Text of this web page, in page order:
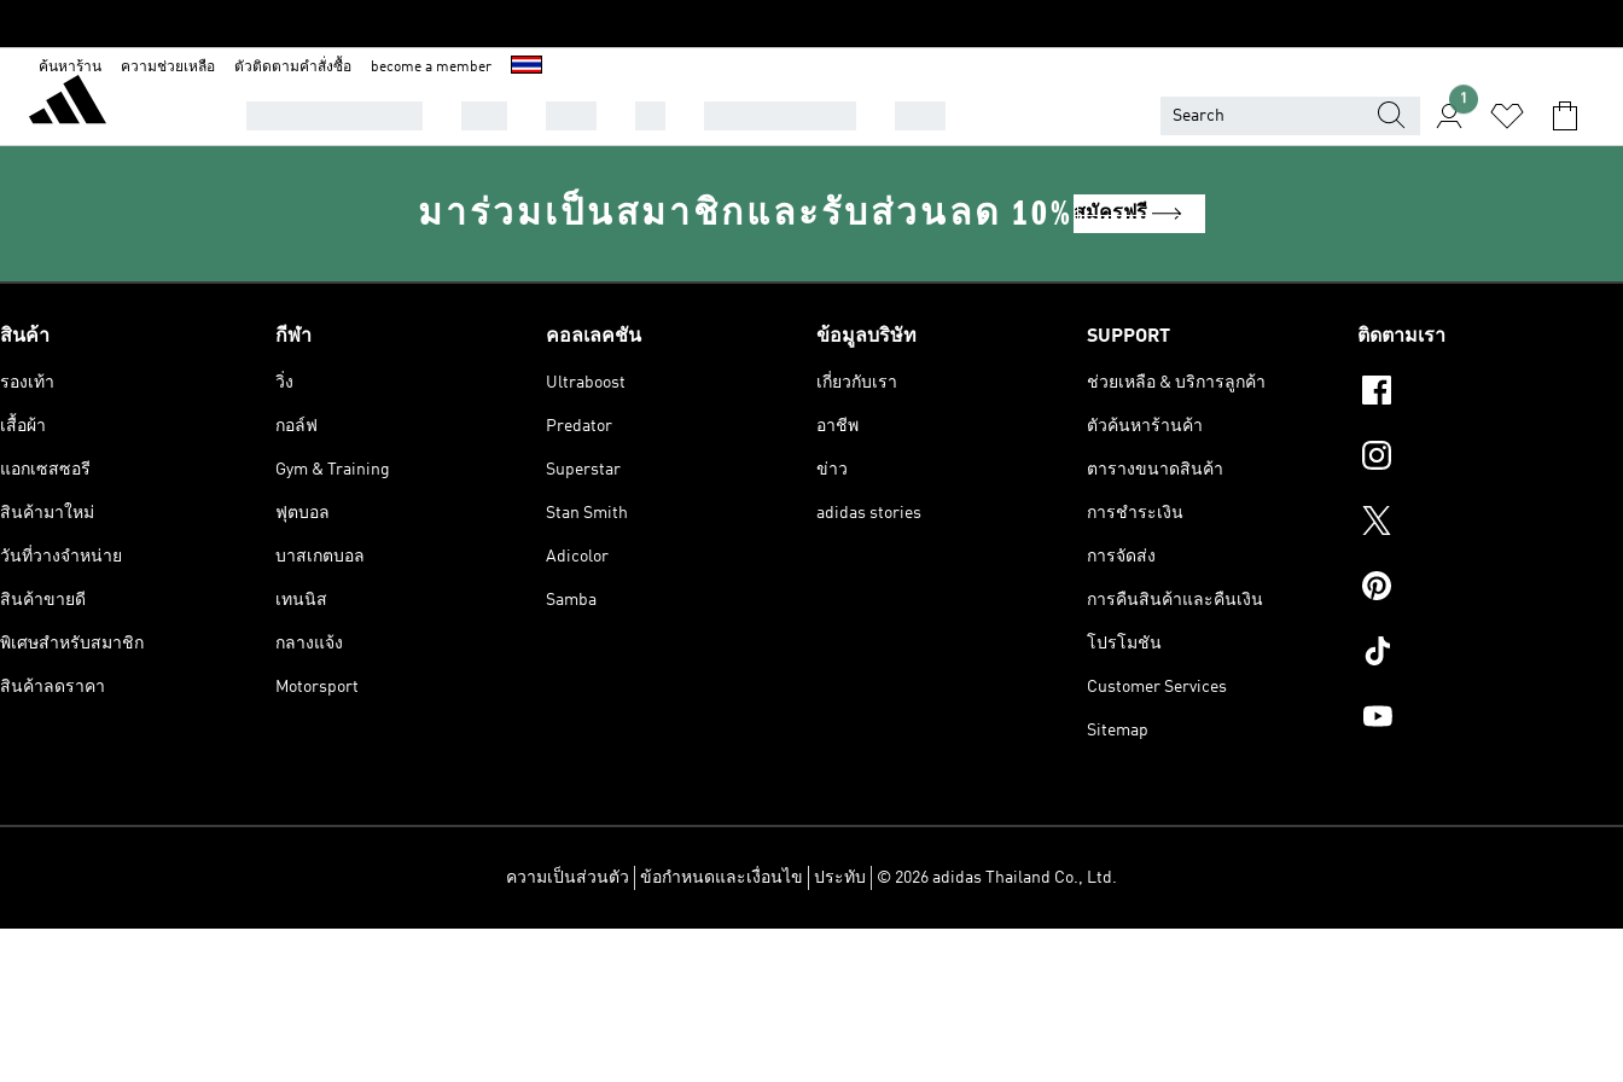
ค้นหาร้าน ความช่วยเหลือ ตัวติดตามคำสั่งซื้อ become a member
1
มาร่วมเป็นสมาชิกและรับส่วนลด 10% สมัครฟรี
สินค้า
รองเท้า
เสื้อผ้า
แอกเซสซอรี
สินค้ามาใหม่
วันที่วางจําหน่าย
สินค้าขายดี
พิเศษสำหรับสมาชิก
สินค้าลดราคา
กีฬา
วิ่ง
กอล์ฟ
Gym & Training
ฟุตบอล
บาสเกตบอล
เทนนิส
กลางแจ้ง
Motorsport
คอลเลคชัน
Ultraboost
Predator
Superstar
Stan Smith
Adicolor
Samba
ข้อมูลบริษัท
เกี่ยวกับเรา
อาชีพ
ข่าว
adidas stories
SUPPORT
ช่วยเหลือ & บริการลูกค้า
ตัวค้นหาร้านค้า
ตารางขนาดสินค้า
การชำระเงิน
การจัดส่ง
การคืนสินค้าและคืนเงิน
โปรโมชัน
Customer Services
Sitemap
ติดตามเรา
ความเป็นส่วนตัว ข้อกำหนดและเงื่อนไข ประทับ © 2026 adidas Thailand Co., Ltd.